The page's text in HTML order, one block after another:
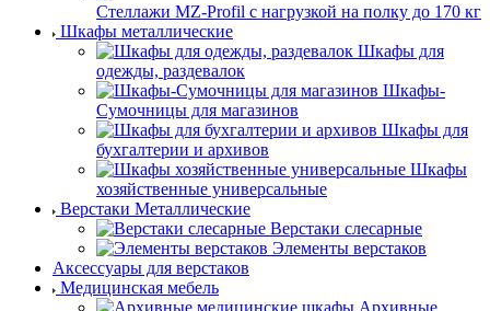
Стеллажи MZ-Profil с нагрузкой на полку до 170 кг
Шкафы металлические
Шкафы для
одежды, раздевалок
Шкафы-
Сумочницы для магазинов
Шкафы для
бухгалтерии и архивов
Шкафы
хозяйственные универсальные
Верстаки Металлические
Верстаки слесарные
Элементы верстаков
Аксессуары для верстаков
Медицинская мебель
Архивные